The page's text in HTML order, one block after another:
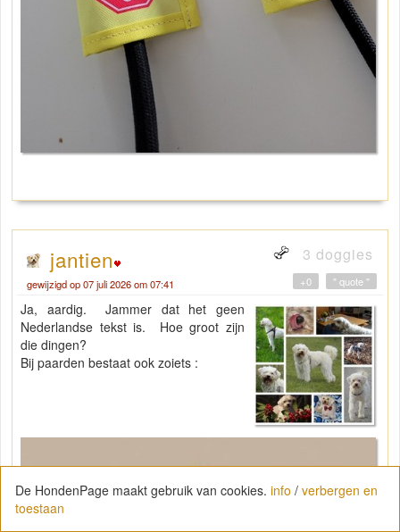
jantien 3 doggies
gewijzigd op 07 juli 2026 om 07:41 " quote "
+0
Ja, aardig. Jammer dat het geen
Nederlandse tekst is. Hoe groot zijn
die dingen?
Bij paarden bestaat ook zoiets :
De HondenPage maakt gebruik van cookies. info / verbergen en
toestaan